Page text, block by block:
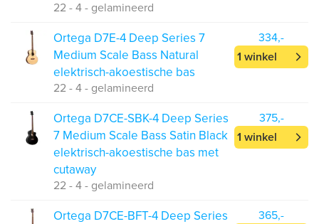
22 - 4 - gelamineerd
Ortega D7E-4 Deep Series 7
Medium Scale Bass Natural
elektrisch-akoestische bas
22 - 4 - gelamineerd
334,-
1 winkel
Ortega D7CE-SBK-4 Deep Series
7 Medium Scale Bass Satin Black
elektrisch-akoestische bas met
cutaway
22 - 4 - gelamineerd
375,-
1 winkel
Ortega D7CE-BFT-4 Deep Series
365,-